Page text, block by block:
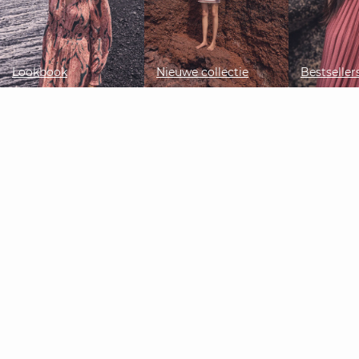
Lookbook Nieuwe collectie